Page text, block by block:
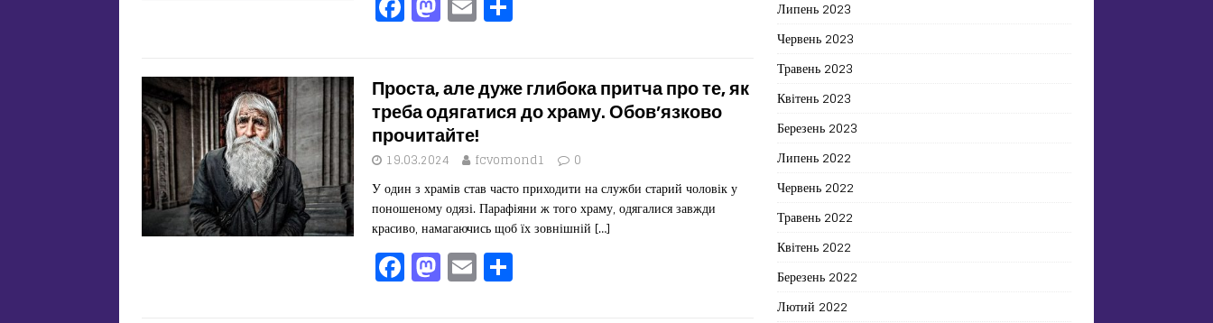
a
e
b
o
o
k
a
o
d
o
n
m
l ит
ис
я
Проста, але дуже глибока притча про те, як
треба одягатися до храму. Обов’язково
прочитайте!
19.03.2024 fcvomond1 0
У один з храмів став часто приходити на служби старий чоловік у
поношеному одязі. Парафіяни ж того храму, одягалися завжди
красиво, намагаючись щоб їх зовнішній […]
F
a
M
a
E
m
Липень 2023
Червень 2023
Травень 2023
Квітень 2023
Березень 2023
Липень 2022
Червень 2022
Травень 2022
Квітень 2022
Березень 2022
Лютий 2022